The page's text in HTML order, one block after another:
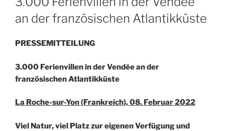
an der französischen Atlantikküste
PRESSEMITTEILUNG
3.000 Ferienvillen in der Vendée an der
französischen Atlantikküste
La Roche-sur-Yon (Frankreich), 08. Februar 2022
Viel Natur, viel Platz zur eigenen Verfügung und